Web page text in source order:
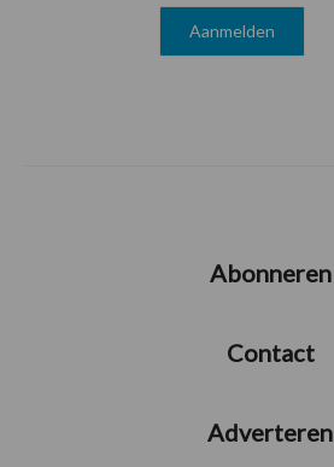
Abonneren
Contact
Adverteren